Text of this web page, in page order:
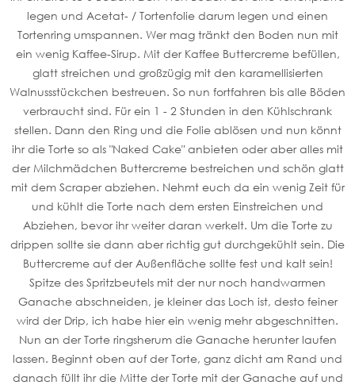
legen und Acetat- / Tortenfolie darum legen und einen
Tortenring umspannen. Wer mag tränkt den Boden nun mit
ein wenig Kaffee-Sirup. Mit der Kaffee Buttercreme befüllen,
glatt streichen und großzügig mit den karamellisierten
Walnussstückchen bestreuen. So nun fortfahren bis alle Böden
verbraucht sind. Für ein 1 - 2 Stunden in den Kühlschrank
stellen. Dann den Ring und die Folie ablösen und nun könnt
ihr die Torte so als "Naked Cake" anbieten oder aber alles mit
der Milchmädchen Buttercreme bestreichen und schön glatt
mit dem Scraper abziehen. Nehmt euch da ein wenig Zeit für
und kühlt die Torte nach dem ersten Einstreichen und
Abziehen, bevor ihr weiter daran werkelt. Um die Torte zu
drippen sollte sie dann aber richtig gut durchgekühlt sein. Die
Buttercreme auf der Außenfläche sollte fest und kalt sein!
Spitze des Spritzbeutels mit der nur noch handwarmen
Ganache abschneiden, je kleiner das Loch ist, desto feiner
wird der Drip, ich habe hier ein wenig mehr abgeschnitten.
Nun an der Torte ringsherum die Ganache herunter laufen
lassen. Beginnt oben auf der Torte, ganz dicht am Rand und
danach füllt ihr die Mitte der Torte mit der Ganache auf und